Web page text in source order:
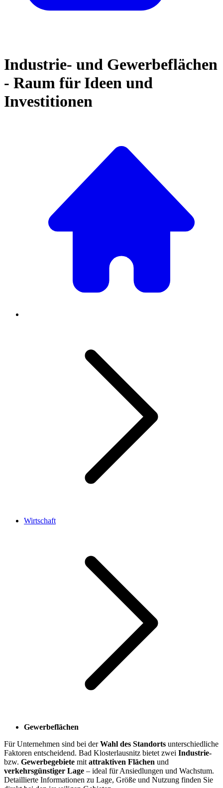
Industrie- und Gewerbeflächen
- Raum für Ideen und
Investitionen
Wirtschaft
Gewerbeflächen
Für Unternehmen sind bei derWahl des Standorts unterschiedliche
Faktoren entscheidend. Bad Klosterlausnitz bietet zwei Industrie-
bzw. Gewerbegebiete mit attraktiven Flächen und
verkehrsgünstiger Lage – ideal für Ansiedlungen und Wachstum.
Detaillierte Informationen zu Lage, Größe und Nutzung finden Sie